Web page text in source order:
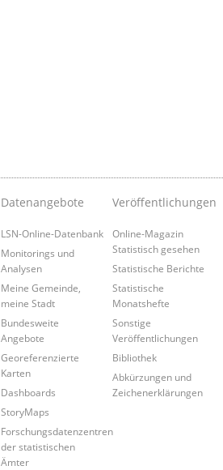
Datenangebote
LSN-Online-Datenbank
Monitorings und
Analysen
Meine Gemeinde,
meine Stadt
Bundesweite
Angebote
Georeferenzierte
Karten
Dashboards
StoryMaps
Forschungsdatenzentren
der statistischen
Ämter
Veröffentlichungen
Online-Magazin
Statistisch gesehen
Statistische Berichte
Statistische
Monatshefte
Sonstige
Veröffentlichungen
Bibliothek
Abkürzungen und
Zeichenerklärungen